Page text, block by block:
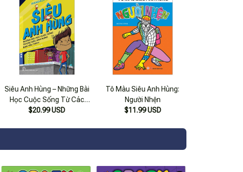
Siêu Anh Hùng – Những Bài
Học Cuộc Sống Từ Các
Siêu Anh Hùng Bạn Yêu
$20.99 USD
Tô Màu Siêu Anh Hùng:
Người Nhện
$11.99 USD